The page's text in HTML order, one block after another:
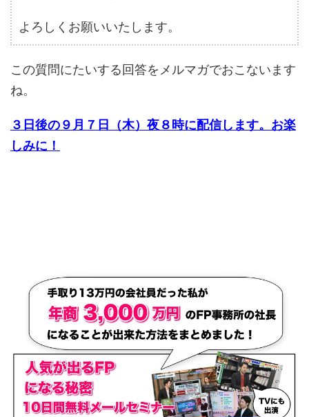
よろしくお願いいたします。
この質問にたいする回答をメルマガでおこないます
ね。
３日後の９月７日（木）夜８時に配信します。お楽
しみに！